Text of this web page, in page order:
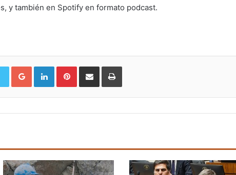
y también en Spotify en formato podcast.
Google+ LinkedIn Pinterest